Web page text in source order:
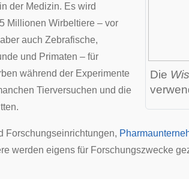
Die
der Medizin. Es wird
Millionen Wirbeltiere – vor
auch Zebrafische,
und Primaten – für
während der Experimente
Tierversuchen und die
Forschungseinrichtungen,
werden eigens für Forschungszwecke